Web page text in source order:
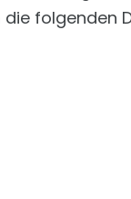
folgenden